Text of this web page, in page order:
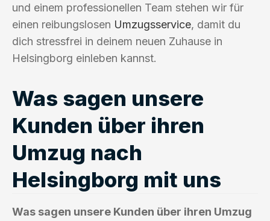
und einem professionellen Team stehen wir für
einen reibungslosen Umzugsservice, damit du
dich stressfrei in deinem neuen Zuhause in
Helsingborg einleben kannst.
Was sagen unsere
Kunden über ihren
Umzug nach
Helsingborg mit uns
Was sagen unsere Kunden über ihren Umzug